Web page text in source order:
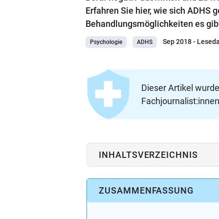
Erfahren Sie hier, wie sich ADHS
Behandlungsmöglichkeiten es
Psychologie ADHS Sep 2018-
Dieser Artikel
INHALTSVERZEICHNIS
ZUSAMMENFASSUNG